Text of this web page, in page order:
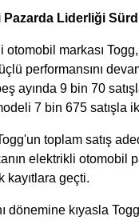
Pazarda Liderliği
otomobil markası
performansını
ayında 9 bin 70
7 bin 675 satışla
toplam satış
elektrikli otomobil
kayıtlara geçti.
dönemine kıyasla